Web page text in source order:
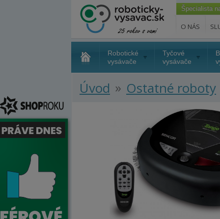
Špecialista
O NÁS
Robotické
vysávače
Tyčové
vysávače
Úvod » Ostatné roboty